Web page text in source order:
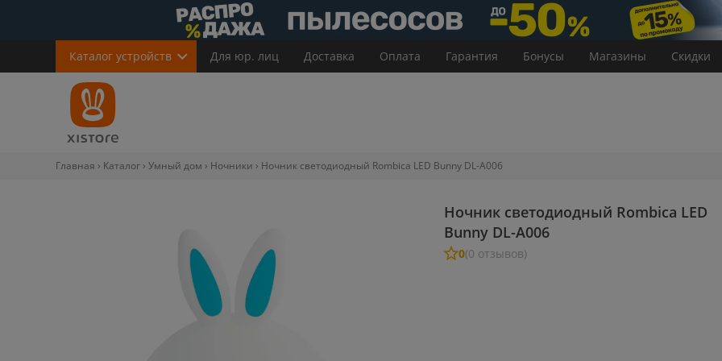
Каталог устройств Для юр. лиц Доставка Оплата Гарантия Бонусы Магазины Скидки
Главная Каталог Умный дом Ночники Ночник светодиодный Rombica LED Bunny DL-A006
Ночник светодиодный Rombica LED
Bunny DL-A006
0(0 отзывов)